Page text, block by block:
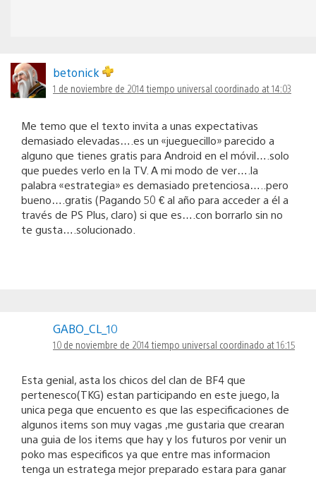
betonick
1 de noviembre de 2014 tiempo universal coordinado at 14:03
Me temo que el texto invita a unas expectativas
demasiado elevadas….es un «jueguecillo» parecido a
alguno que tienes gratis para Android en el móvil….solo
que puedes verlo en la TV. A mi modo de ver….la
palabra «estrategia» es demasiado pretenciosa…..pero
bueno….gratis (Pagando 50 € al año para acceder a él a
través de PS Plus, claro) si que es….con borrarlo sin no
te gusta….solucionado.
GABO_CL_10
10 de noviembre de 2014 tiempo universal coordinado at 16:15
Esta genial, asta los chicos del clan de BF4 que
pertenesco(TKG) estan participando en este juego, la
unica pega que encuento es que las especificaciones de
algunos items son muy vagas ,me gustaria que crearan
una guia de los items que hay y los futuros por venir un
poko mas especificos ya que entre mas informacion
tenga un estratega mejor preparado estara para ganar